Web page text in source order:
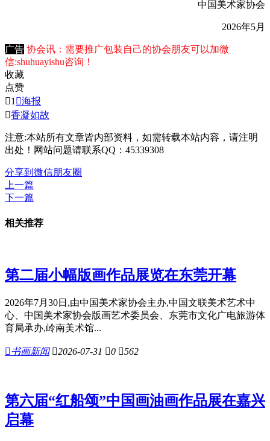
中国美术家协会
2026年5月
广告 协会讯：需要推广包装自己的协会朋友可以加微
信:shuhuayishu咨询！
收藏
点赞
1 海报
香凝如故
注意:本站所有文章皆内部资料，如需转载本站内容，请注明
出处！网站问题请联系QQ：45339308
分享到微信朋友圈
上一篇
下一篇
相关推荐
第二届小幅版画作品展览在东莞开幕
2026年7月30日,由中国美术家协会主办,中国文联美术艺术中
心、中国美术家协会版画艺术委员会、东莞市文化广电旅游体
育局承办,岭南美术馆...
书画新闻 2026-07-31 0 562
第六届“红船颂”中国画油画作品展在嘉兴
启幕